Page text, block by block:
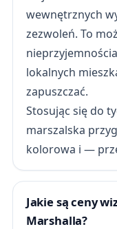
wewnętrznych
zezwoleń. To
lokalnych
zapuszczać.
Stosując się do
marszalska
kolorowa i —
Jakie są ceny
Marshalla?